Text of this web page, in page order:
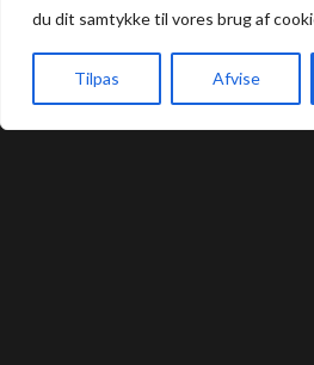
du dit samtykke til vores brug af
Tilpas Afvise
Praktisk